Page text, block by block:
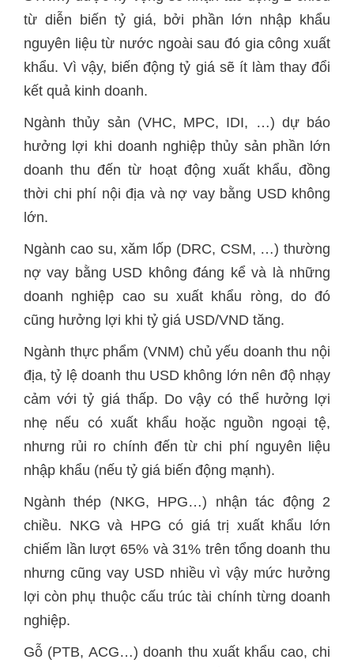
từ diễn biến tỷ giá, bởi phần lớn nhập khẩu
nguyên liệu từ nước ngoài sau đó gia công xuất
khẩu. Vì vậy, biến động tỷ giá sẽ ít làm thay đổi
kết quả kinh doanh.
Ngành thủy sản (VHC, MPC, IDI, …) dự báo
hưởng lợi khi doanh nghiệp thủy sản phần lớn
doanh thu đến từ hoạt động xuất khẩu, đồng
thời chi phí nội địa và nợ vay bằng USD không
lớn.
Ngành cao su, xăm lốp (DRC, CSM, …) thường
nợ vay bằng USD không đáng kể và là những
doanh nghiệp cao su xuất khẩu ròng, do đó
cũng hưởng lợi khi tỷ giá USD/VND tăng.
Ngành thực phẩm (VNM) chủ yếu doanh thu nội
địa, tỷ lệ doanh thu USD không lớn nên độ nhạy
cảm với tỷ giá thấp. Do vậy có thể hưởng lợi
nhẹ nếu có xuất khẩu hoặc nguồn ngoại tệ,
nhưng rủi ro chính đến từ chi phí nguyên liệu
nhập khẩu (nếu tỷ giá biến động mạnh).
Ngành thép (NKG, HPG…) nhận tác động 2
chiều. NKG và HPG có giá trị xuất khẩu lớn
chiếm lần lượt 65% và 31% trên tổng doanh thu
nhưng cũng vay USD nhiều vì vậy mức hưởng
lợi còn phụ thuộc cấu trúc tài chính từng doanh
nghiệp.
Gỗ (PTB, ACG…) doanh thu xuất khẩu cao, chi